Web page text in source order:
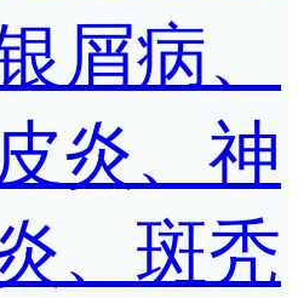
屑病、
炎、神
、斑秃